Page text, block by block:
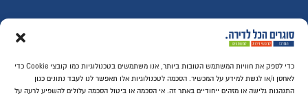
כדי לספק את חוויות המשתמש הטובות ביותר, אנו משתמשים בטכנולוגיות כמו קובצי Cookie כדי
לאחסן ו/או לגשת למידע על המכשיר. הסכמה לטכנולוגיות אלו תאפשר לנו לעבד נתונים כגון
התנהגות גלישה או מזהים ייחודיים באתר זה. אי הסכמה או ביטול הסכמה עלולים להשפיע לרעה על
רכישה מאובטחת SSL